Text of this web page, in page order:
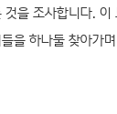
을 조사합니다.
을 하나둘 찾아가